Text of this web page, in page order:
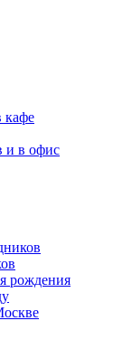
кафе
и в офис
рождения